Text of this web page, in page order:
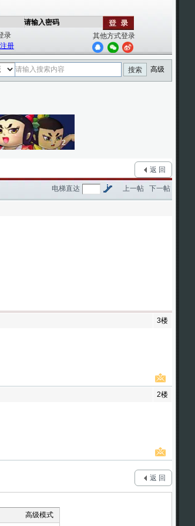
请输入密码
录
注册
其他方式登录
搜索 高级
1 2
返 回
上一帖 下一帖
电梯直达
3楼
2楼
返 回
高级模式